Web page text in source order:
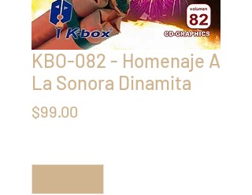
KBO-082 - Homenaje A
La Sonora Dinamita
$99.00